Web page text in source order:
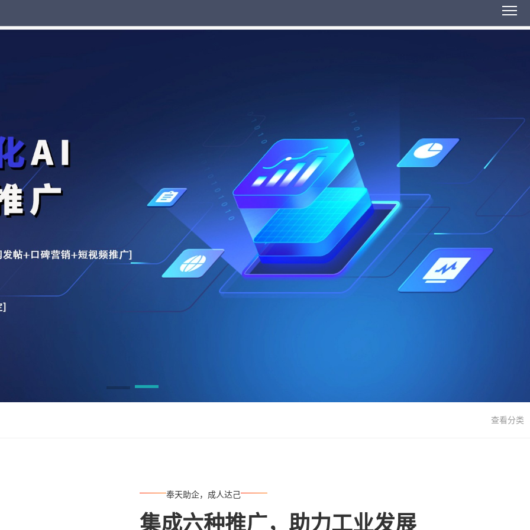
查看分类
奉天助企，成人达己
集成六种推广，助力工业发展